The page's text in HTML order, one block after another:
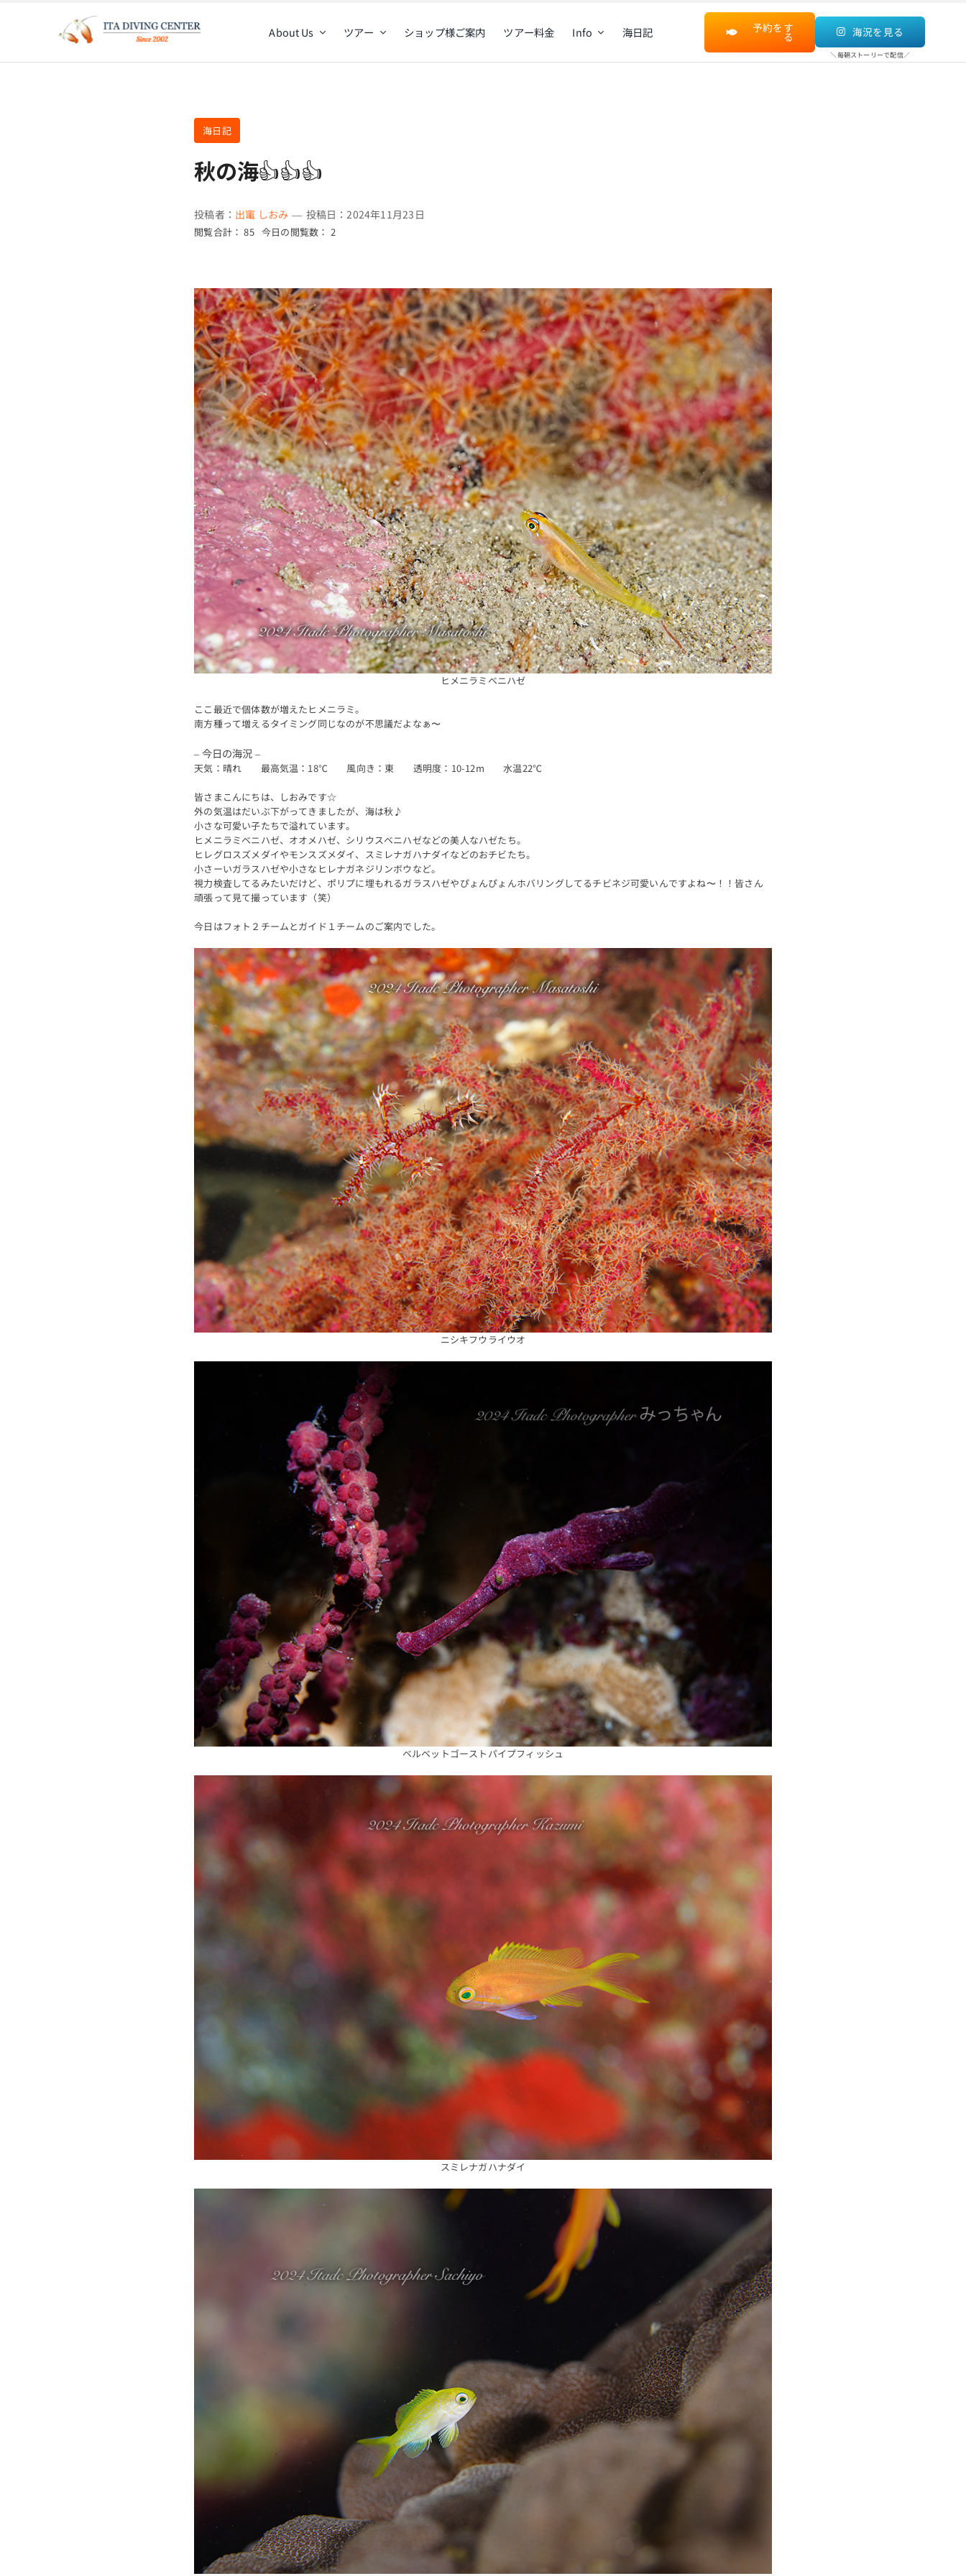
About Us ツアー ショップ様ご案内 ツアー料金 Info 海日記 予約をす
る 海況を見る
＼毎朝ストーリーで配信／
海日記
秋の海👍👍👍
投稿者： 出竃 しおみ — 投稿日：2024年11月23日
閲覧合計： 85 今日の閲覧数： 2
ヒメニラミベニハゼ
ここ最近で個体数が増えたヒメニラミ。
南方種って増えるタイミング同じなのが不思議だよなぁ〜
– 今日の海況 –
天気：晴れ 最高気温：18℃ 風向き：東 透明度：10-12m 水温22℃
皆さまこんにちは、しおみです☆
外の気温はだいぶ下がってきましたが、海は秋♪
小さな可愛い子たちで溢れています。
ヒメニラミベニハゼ、オオメハゼ、シリウスベニハゼなどの美人なハゼたち。
ヒレグロスズメダイやモンスズメダイ、スミレナガハナダイなどのおチビたち。
小さーいガラスハゼや小さなヒレナガネジリンボウなど。
視力検査してるみたいだけど、ポリプに埋もれるガラスハゼやぴょんぴょんホバリングしてるチビネジ可愛いんですよね〜！！皆さん
頑張って見て撮っています（笑）
今日はフォト２チームとガイド１チームのご案内でした。
ニシキフウライウオ
ベルベットゴーストパイプフィッシュ
スミレナガハナダイ